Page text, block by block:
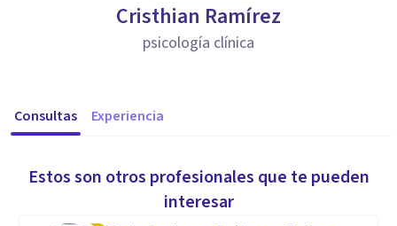
Cristhian Ramírez
psicología clínica
Consultas Experiencia
Estos son otros profesionales que te pueden
interesar